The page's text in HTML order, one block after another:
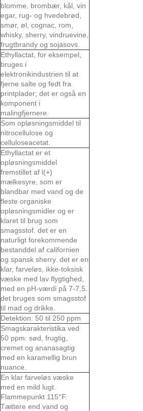
blomme, brombær, kål, vin
egar, rug- og hvedebrød,
smør, øl, cognac, rom,
whisky, sherry, vindruevine,
frugtbrandy og sojasovs.
Ethyllactat, for eksempel,
bruges i
elektronikindustrien til at
fjerne salte og fedt fra
printplader; det er også en
komponent i
malingfjernere.
Som opløsningsmiddel til
nitrocellulose og
celluloseacetat.
Ethyllactat er et
opløsningsmiddel
fremstillet af l(+)
mælkesyre, som er
blandbar med vand og de
fleste organiske
opløsningsmidler og er
klaret til brug som
smagsstof. det er en
naturligt forekommende
bestanddel af californien
og spansk sherry. det er en
klar, farveløs, ikke-toksisk
væske med lav flygtighed,
med en pH-værdi på 7-7,5.
det bruges som smagsstof
til mad og drikke.
Detektion: 50 til 250 ppm
Smagskarakteristika ved
50 ppm: sød, frugtig,
cremet og ananasagtig
med en karamellig brun
nuance.
En klar farveløs væske
med en mild lugt.
Flammepunkt 115°F.
Tættere end vand og